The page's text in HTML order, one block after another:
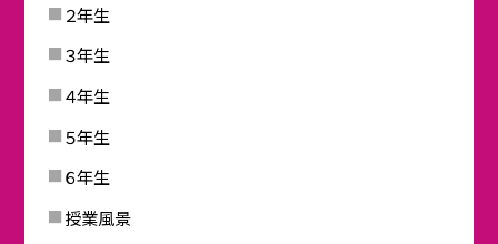
２年生
３年生
４年生
５年生
６年生
授業風景